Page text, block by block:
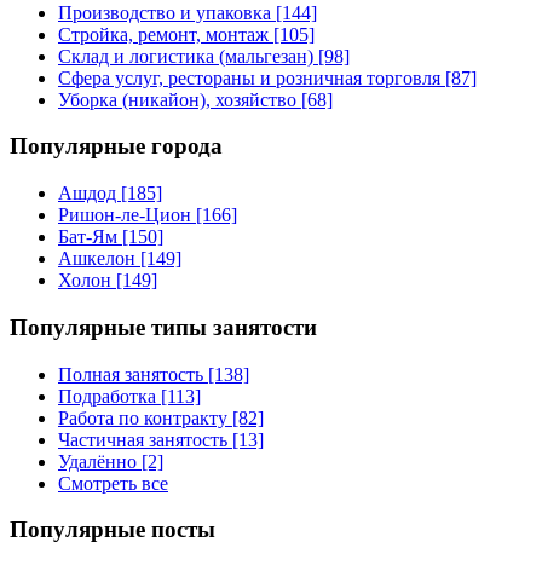
Производство и упаковка [144]
Стройка, ремонт, монтаж [105]
Склад и логистика (мальгезан) [98]
Сфера услуг, рестораны и розничная торговля [87]
Уборка (никайон), хозяйство [68]
Популярные города
Ашдод [185]
Ришон-ле-Цион [166]
Бат-Ям [150]
Ашкелон [149]
Холон [149]
Популярные типы занятости
Полная занятость [138]
Подработка [113]
Работа по контракту [82]
Частичная занятость [13]
Удалённо [2]
Смотреть все
Популярные посты